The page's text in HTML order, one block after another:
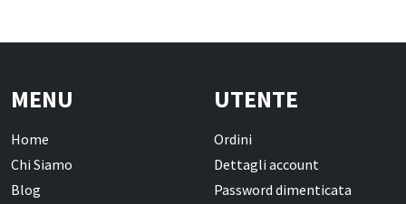
MENU
Home
Chi Siamo
Blog
UTENTE
Ordini
Dettagli account
Password dimenticata